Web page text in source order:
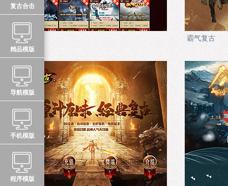
游戏中心 霸气复古
复古合击
精品模版
导航模版
手机模版
程序模版